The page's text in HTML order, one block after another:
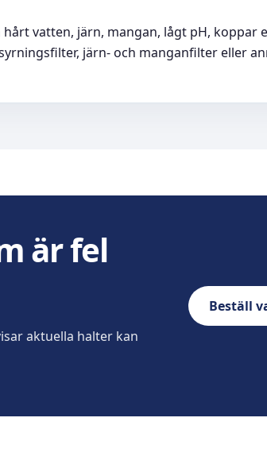
vatten, järn, mangan, lågt pH, koppar
järn- och manganfilter eller
är fel
aktuella halter kan
Beställ